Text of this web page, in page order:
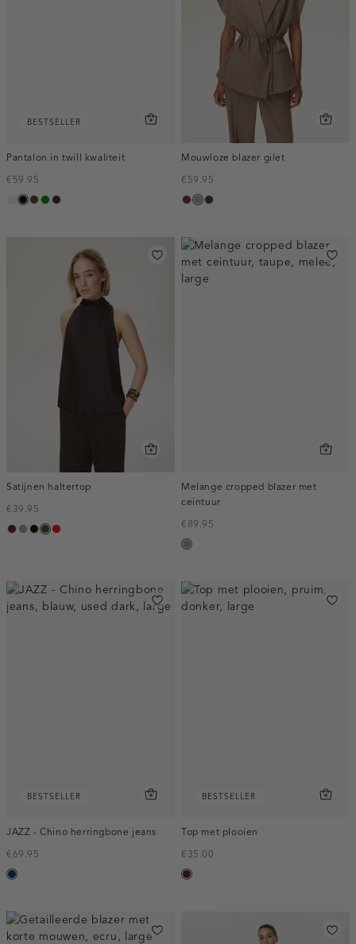
BESTSELLER
Pantalon in twill kwaliteit
€59.95
ecru
zwart
toffee
groenpruim,
Mouwloze blazer gilet
€59.95
bordeaux,
taupe,
choco,
Satijnen haltertop
€39.95
pruim,
taupe,
zwart
toffee
rood
Melange cropped blazer met
ceintuur
€89.95
taupe,
BESTSELLER
JAZZ - Chino herringbone jeans
€69.95
blauw,
dark
BESTSELLER
Top met plooien
€35.00
pruim,